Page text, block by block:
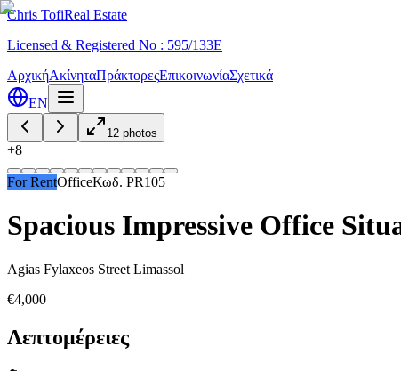
Chris TofiReal Estate
Licensed & Registered No : 595/133E
ΑρχικήΑκίνηταΠράκτορεςΕπικοινωνίαΣχετικά
EN
12 photos
+8
For RentOfficeΚωδ. PR105
Spacious Impressive Office
Agias Fylaxeos Street Limassol
€4,000
Λεπτομέρειες